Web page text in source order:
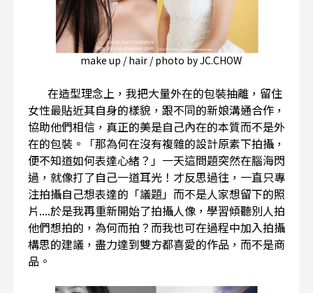
make up / hair / photo by JC.CHOW
在造型理念上，我把大量外在的包裝抽離，留住
女性最貼近其自身的樣貌，跟不同的新娘溝通合作，
協助他們相信，真正的美是自己內在的本質而不是外
在的包裝。「那為何在沒有複雜的設計原素下拍攝，
便不知道如何表達心緒？」一天這問題突然在腦海閃
過，就像打了自己一道耳光！才反思過往，一直只專
注拍攝自己想表達的「議題」而不是人家想留下的照
片....於是我再重新開始了拍攝人像，學習傾聽別人拍
他們想拍的，為何而拍？而我也可在過程中加入拍攝
構思的建議，盡力達到雙方都喜愛的作品，而不是商
品。